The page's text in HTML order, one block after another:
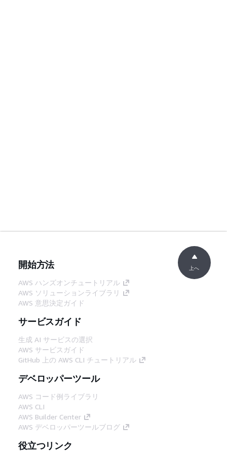
開始方法
AWS ハンズオンチュートリアル
AWS ソリューションライブラリ
AWS 意思決定ガイド
サービスガイド
生成 AI サービスの選択
AWS サービスガイド
GitHub 上の AWS CLI チュートリアル
デベロッパーツール
AWS コード例ライブラリ
AWS CLI
AWS Builder Center
AWS デベロッパーツールブログ
役立つリンク
上へ